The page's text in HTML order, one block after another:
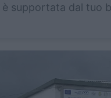
è supportata dal tuo